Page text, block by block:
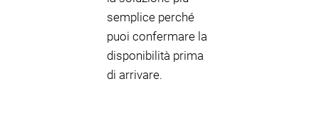
semplice perché
puoi confermare la
disponibilità prima
di arrivare.